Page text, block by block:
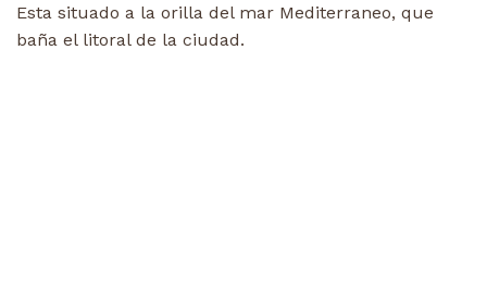
Esta situado a la orilla del mar Mediterraneo, que
baña el litoral de la ciudad.